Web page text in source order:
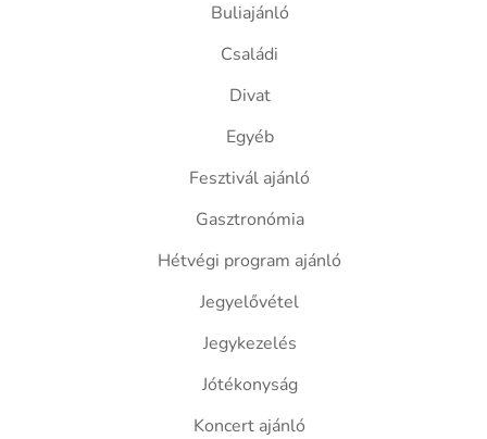
Buliajánló
Családi
Divat
Egyéb
Fesztivál ajánló
Gasztronómia
Hétvégi program ajánló
Jegyelővétel
Jegykezelés
Jótékonyság
Koncert ajánló